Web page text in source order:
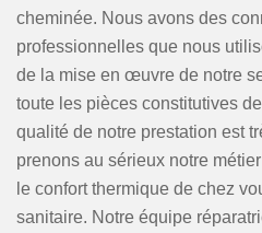
cheminée. Nous avons des
professionnelles que nous
de la mise en œuvre de notre
toute les pièces constitutives
qualité de notre prestation est
prenons au sérieux notre
le confort thermique de chez
sanitaire. Notre équipe